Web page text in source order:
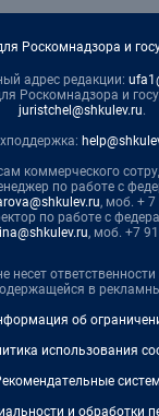
Роскомнадзора и
адрес редакции:
Роскомнадзора и
juristchel@shkulev.ru.
коммерческого
по работе с
, моб. +
по работе с
, моб. +7
несет
в
об
использования
и обработки